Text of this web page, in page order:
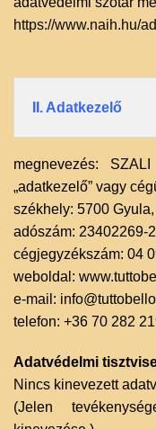
https://www.naih.hu/
II. Adatkezelő
megnevezés:
„adatkezelő” vagy
székhely: 5700
adószám: 23402269-
cégjegyzékszám: 04
weboldal:
e-mail:
telefon: +36 70 282
Adatvédelmi
Nincs kinevezett
(Jelen